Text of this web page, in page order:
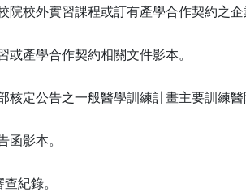
院校外實習課程或訂有產學合作契約之
產學合作契約相關文件影本。
核定公告之一般醫學訓練計畫主要訓練
影本。
紀錄。